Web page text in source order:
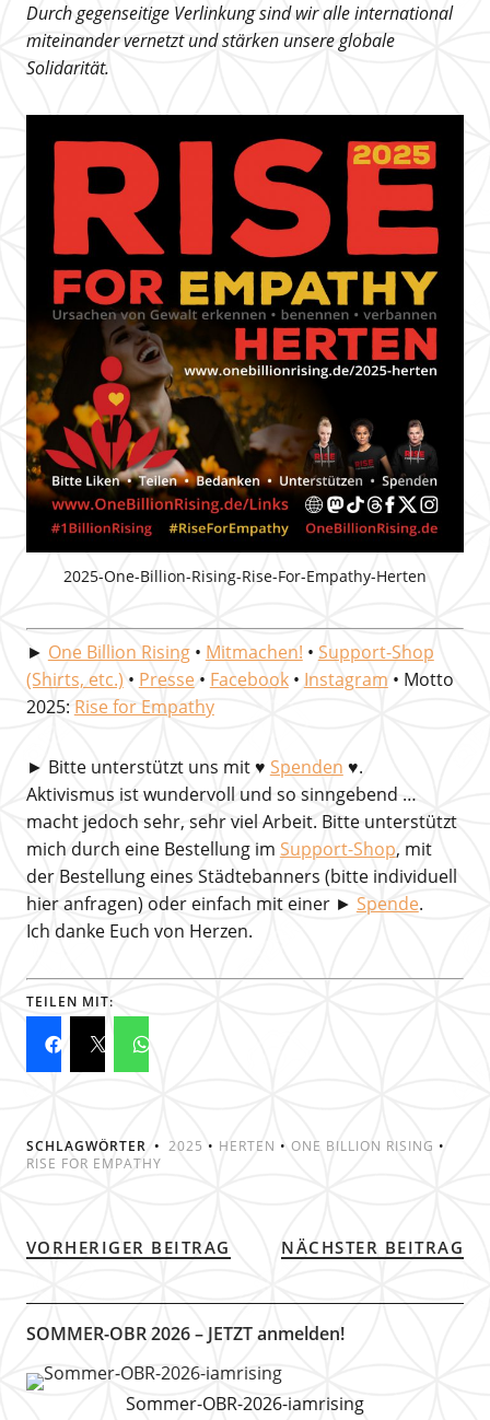
Durch gegenseitige Verlinkung sind wir alle international
miteinander vernetzt und stärken unsere globale
Solidarität.
2025-One-Billion-Rising-Rise-For-Empathy-Herten
► One Billion Rising• Mitmachen! • Support-Shop
(Shirts, etc.) • Presse • Facebook• Instagram • Motto
2025: Rise for Empathy
► Bitte unterstützt uns mit♥ Spenden ♥.
Aktivismus ist wundervoll und so sinngebend …
macht jedoch sehr, sehr viel Arbeit. Bitte unterstützt
mich durch eine Bestellung im Support-Shop, mit
der Bestellung eines Städtebanners (bitte individuell
hier anfragen) oder einfach mit einer ► Spende.
Ich danke Euch von Herzen.
TEILEN MIT:
SCHLAGWÖRTER 2025 • HERTEN • ONE BILLION RISING •
RISE FOR EMPATHY
VORHERIGER BEITRAG NÄCHSTER BEITRAG
SOMMER-OBR 2026 – JETZT anmelden!
Sommer-OBR-2026-iamrising